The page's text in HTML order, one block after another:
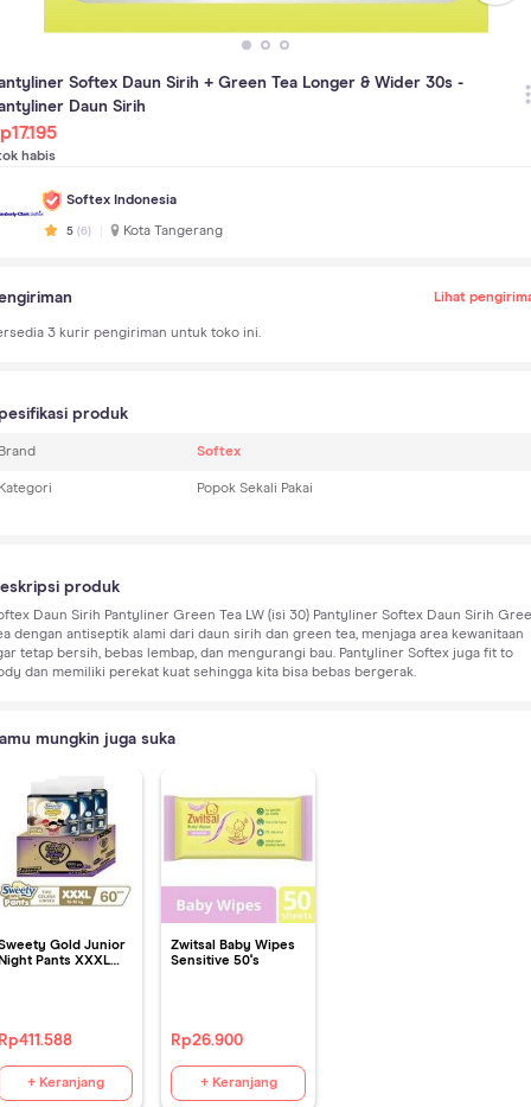
Softex Daun Sirih + Green Tea Longer & Wider 30s -
Daun Sirih
17.195
habis
Softex Indonesia
5 (6) Kota Tangerang
Lihat
3 kurir pengiriman untuk toko ini.
produk
Brand Softex
Kategori Popok Sekali Pakai
produk
Daun Sirih Pantyliner Green Tea LW (isi 30) Pantyliner Softex Daun Sirih
dengan antiseptik alami dari daun sirih dan green tea, menjaga area kewanitaan
tetap bersih, bebas lembap, dan mengurangi bau. Pantyliner Softex juga fit to
dan memiliki perekat kuat sehingga kita bisa bebas bergerak.
mungkin juga suka
Gold Junior
Night Pants XXXL
Rp411.588
+ Keranjang
Zwitsal Baby Wipes
Sensitive 50's
Rp26.900
+ Keranjang